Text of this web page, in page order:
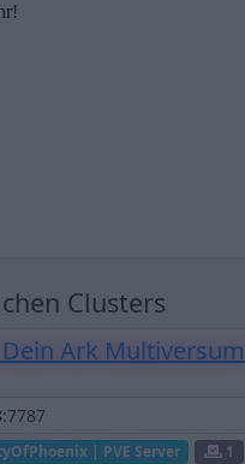
Clusters
Ark Multiversum
| PVE Server
1